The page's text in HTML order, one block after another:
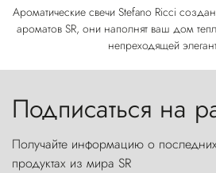
Ароматические свечи Stefano Ricci
ароматов SR, они наполнят ваш дом
непреходящей
Подписаться на
Получайте информацию о
продуктах из мира SR